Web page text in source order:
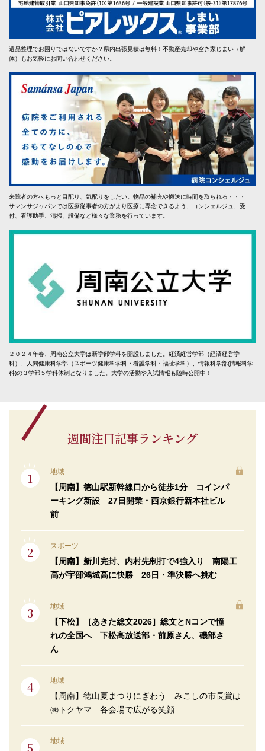
遺品整理でお困りではないですか？県内出張見積は無料！不動産売却や空き家じまい（解
体）もお気軽にお問い合わせください。
来院者の方へもっと目配り、気配りをしたい。物品の補充や搬送に時間を取られる・・・
サマンサジャパンでは医療従事者の方がより医療に専念できるよう、コンシェルジュ、受
付、看護助手、清掃、設備など様々な業務を行っています。
２０２４年春、周南公立大学は新学部学科を開設しました。経済経営学部（経済経営学
科）、人間健康科学部（スポーツ健康科学科・看護学科・福祉学科）、情報科学部(情報科学
科)の３学部５学科体制となりました。大学の活動や入試情報も随時公開中！
週間注目記事ランキング
地域
【周南】徳山駅新幹線口から徒歩1分 コインパ
ーキング新設 27日開業・西京銀行新本社ビル
前
スポーツ
【周南】新川完封、内村先制打で4強入り 南陽工
高が宇部鴻城高に快勝 26日・準決勝へ挑む
地域
【下松】［あきた総文2026］総文とNコンで憧
れの全国へ 下松高放送部・前原さん、磯部さ
ん
地域
【周南】徳山夏まつりにぎわう みこしの市長賞は
㈱トクヤマ 各会場で広がる笑顔
地域